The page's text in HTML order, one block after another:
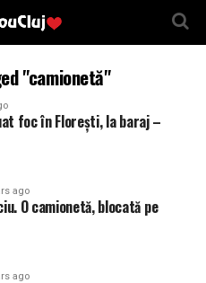
"camionetă"
foc în Florești, la baraj –
ago
O camionetă, blocată pe
ago